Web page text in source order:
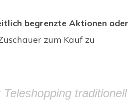
begrenzte Aktionen oder
zum Kauf zu
traditionell